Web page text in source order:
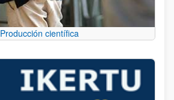
Producción científica